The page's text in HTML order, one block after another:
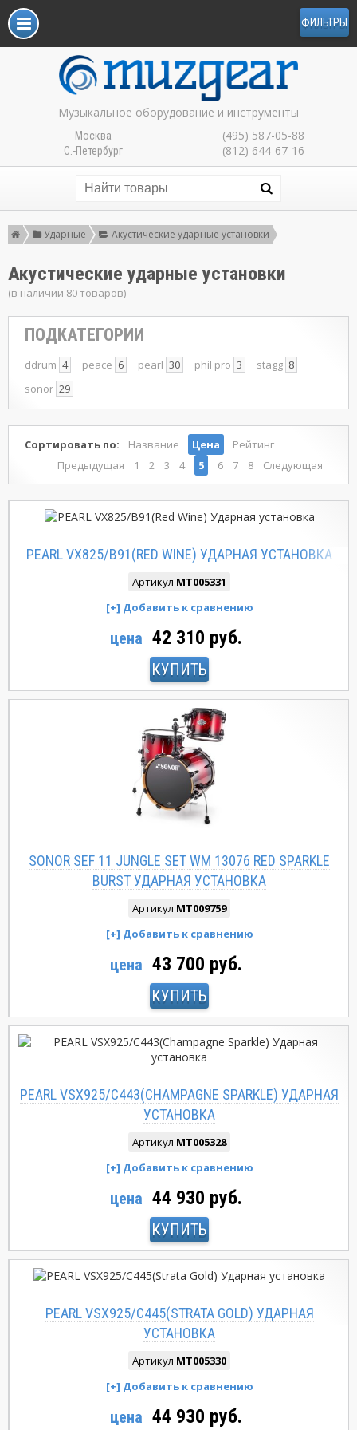
ФИЛЬТРЫ
Музыкальное оборудование и инструменты
Москва (495) 587-05-88
С.-Петербург (812) 644-67-16
Ударные Акустические ударные установки
Акустические ударные установки
(в наличии 80 товаров)
ПОДКАТЕГОРИИ
ddrum 4 peace 6 pearl 30 phil pro 3 stagg 8
sonor 29
Сортировать по: Название Цена
Рейтинг
Предыдущая
1 2 3 4 5 6 7 8 Следующая
PEARL VX825/B91(RED WINE) УДАРНАЯ УСТАНОВКА
Артикул MT005331
цена 42 310 руб.
КУПИТЬ
SONOR SEF 11 JUNGLE SET WM 13076 RED SPARKLE
BURST УДАРНАЯ УСТАНОВКА
Артикул MT009759
цена 43 700 руб.
КУПИТЬ
PEARL VSX925/C443(CHAMPAGNE SPARKLE) УДАРНАЯ
УСТАНОВКА
Артикул MT005328
цена 44 930 руб.
КУПИТЬ
PEARL VSX925/C445(STRATA GOLD) УДАРНАЯ
УСТАНОВКА
Артикул MT005330
цена 44 930 руб.